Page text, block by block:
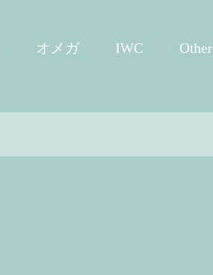
オメガ IWC Other